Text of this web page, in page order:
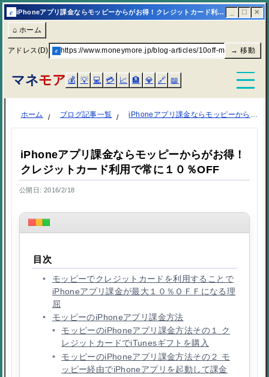
e iPhoneアプリ課金ならモッピーからがお得！クレジットカード利用で常に１０％OFF | マネモア ☐ ✕
⌂ ホーム
アドレス(D) e https://www.moneymore.jp/blog-articles/10off-moppy/→ 移動
マネモア 💰 💡 💻 💳 📈 🏦 💎 🔗 📖
ホーム ブログ記事一覧 iPhoneアプリ課金ならモッピーからがお得！クレジットカード利用で常に１０％OFF
iPhoneアプリ課金ならモッピーからがお得！
クレジットカード利用で常に１０％OFF
公開日: 2016/2/18
目次
モッピーでクレジットカードを利用することで
iPhoneアプリ課金が最大１０％ＯＦＦになる理
屈
モッピーのiPhoneアプリ課金方法
モッピーのiPhoneアプリ課金方法その１ ク
レジットカードでiTunesギフトを購入
モッピーのiPhoneアプリ課金方法その２ モ
ッピー経由でiPhoneアプリを起動して課金